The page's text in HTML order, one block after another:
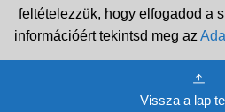
feltételezzük, hogy elfogadod a
információért tekintsd meg az
Vissza a lap